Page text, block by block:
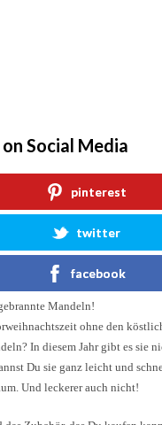
Social Media
pinterest
twitter
facebook
Mandeln!
ohne den
In diesem Jahr gibt es sie
Du sie ganz leicht und
Und leckerer auch nicht!